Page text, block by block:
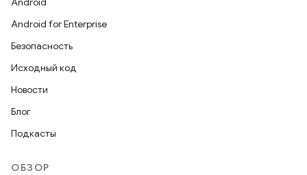
Android for Enterprise
Безопасность
Исходный код
Новости
Блог
Подкасты
ОБЗОР